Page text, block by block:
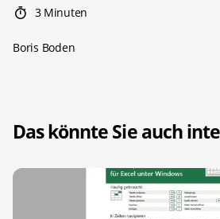
3 Minuten
Boris Boden
Das könnte Sie auch